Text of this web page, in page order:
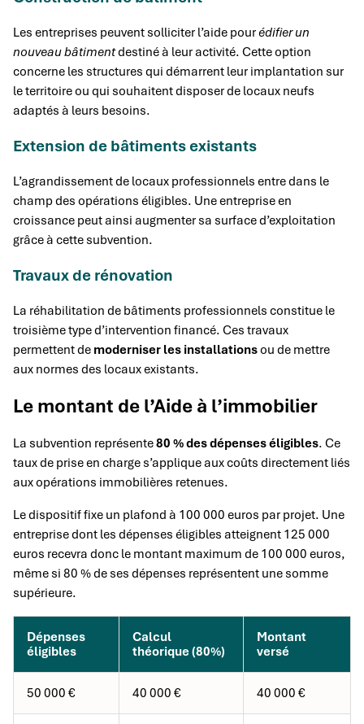
Les entreprises peuvent solliciter l’aide pourédifier un
nouveau bâtimentdestiné à leur activité. Cette option
concerne les structures qui démarrent leur implantation sur
le territoire ou qui souhaitent disposer de locaux neufs
adaptés à leurs besoins.
Extension de bâtiments existants
L’agrandissement de locaux professionnels entre dans le
champ des opérations éligibles. Une entreprise en
croissance peut ainsi augmenter sa surface d’exploitation
grâce à cette subvention.
Travaux de rénovation
La réhabilitation de bâtiments professionnels constitue le
troisième type d’intervention financé. Ces travaux
permettent de moderniser les installationsou de mettre
aux normes des locaux existants.
Le montant de l’Aide à l’immobilier
La subvention représente80 % des dépenses éligibles. Ce
taux de prise en charge s’applique aux coûts directement liés
aux opérations immobilières retenues.
Le dispositif fixe un plafond à 100 000 euros par projet. Une
entreprise dont les dépenses éligibles atteignent 125 000
euros recevra donc le montant maximum de 100 000 euros,
même si 80 % de ses dépenses représentent une somme
supérieure.
Dépenses
éligibles
Calcul
théorique (80%)
Montant
versé
50 000 € 40 000 € 40 000 €